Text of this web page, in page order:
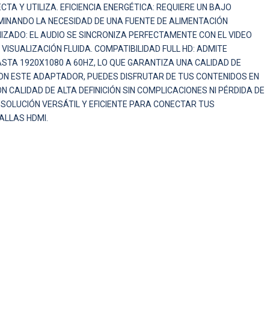
Y UTILIZA. EFICIENCIA ENERGÉTICA: REQUIERE UN BAJO
LA NECESIDAD DE UNA FUENTE DE ALIMENTACIÓN
EL AUDIO SE SINCRONIZA PERFECTAMENTE CON EL VIDEO
FLUIDA. COMPATIBILIDAD FULL HD: ADMITE
1920X1080 A 60HZ, LO QUE GARANTIZA UNA CALIDAD DE
ESTE ADAPTADOR, PUEDES DISFRUTAR DE TUS CONTENIDOS EN
CALIDAD DE ALTA DEFINICIÓN SIN COMPLICACIONES NI PÉRDIDA DE
VERSÁTIL Y EFICIENTE PARA CONECTAR TUS
HDMI.